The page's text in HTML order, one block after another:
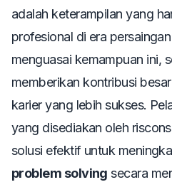
adalah keterampilan yang
profesional di era
menguasai kemampuan ini,
memberikan kontribusi
karier yang lebih sukses.
yang disediakan oleh
solusi efektif untuk
problem solving secara